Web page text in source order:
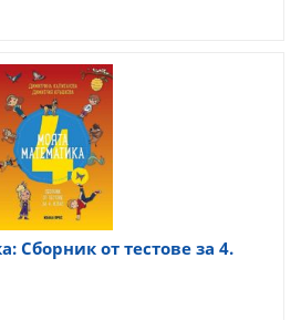
Сборник от тестове за 4.